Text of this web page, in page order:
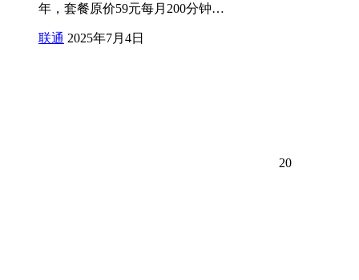
年，套餐原价59元每月200分钟…
联通 2025年7月4日
20